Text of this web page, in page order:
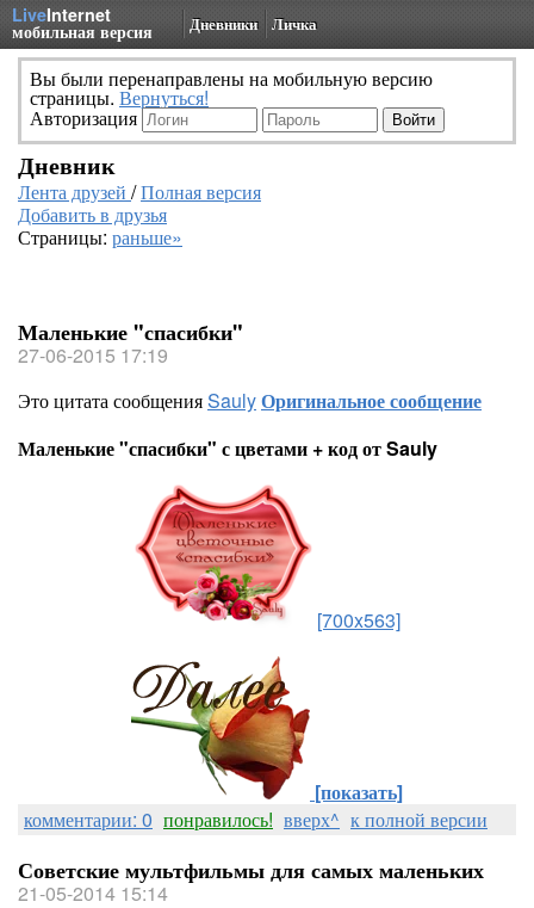
LiveInternet
мобильная версия Дневники Личка
Вы были перенаправлены на мобильную версию
страницы. Вернуться!
Авторизация
Дневник
Лента друзей /Полная версия
Добавить в друзья
Страницы: раньше»
Маленькие "спасибки"
27-06-2015 17:19
Это цитата сообщенияSaulyОригинальное сообщение
Маленькие "спасибки" с цветами + код от Sauly
[700x563]
[показать]
комментарии: 0 понравилось! вверх^ к полной версии
Советские мультфильмы для самых маленьких
21-05-2014 15:14